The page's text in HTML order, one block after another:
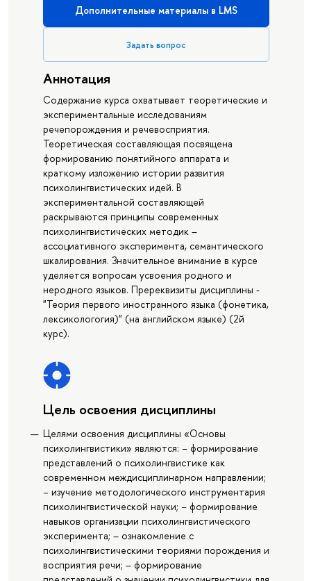
Дополнительные материалы в LMS
Задать вопрос
Аннотация
Содержание курса охватывает теоретические и
экспериментальные исследованиям
речепорождения и речевосприятия.
Теоретическая составляющая посвящена
формированию понятийного аппарата и
краткому изложению истории развития
психолингвистических идей. В
экспериментальной составляющей
раскрываются принципы современных
психолингвистических методик –
ассоциативного эксперимента, семантического
шкалирования. Значительное внимание в курсе
уделяется вопросам усвоения родного и
неродного языков. Пререквизиты дисциплины -
"Теория первого иностранного языка (фонетика,
лексикологогия)" (на английском языке) (2й
курс).
Цель освоения дисциплины
Целями освоения дисциплины «Основы
психолингвистики» являются: − формирование
представлений о психолингвистике как
современном междисциплинарном направлении;
− изучение методологического инструментария
психолингвистической науки; − формирование
навыков организации психолингвистического
эксперимента; – ознакомление с
психолингвистическими теориями порождения и
восприятия речи; – формирование